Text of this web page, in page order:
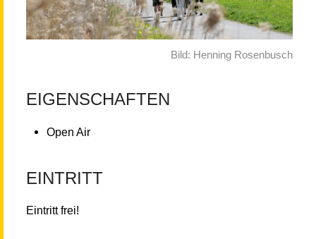
Bild: Henning Rosenbusch
EIGENSCHAFTEN
Open Air
EINTRITT
Eintritt frei!